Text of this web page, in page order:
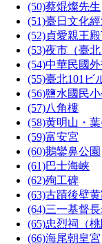
(50)蔡焜燦先生
(51)臺日文化
(52)貞愛親王
(53)夜市（臺北
(54)中華民國
(55)臺北101ビ
(56)鹽水國民
(57)八角樓
(58)黄明山・
(59)富安宮
(60)鵝鑾鼻公園
(61)巴士海峡
(62)殉工碑
(63)古蹟後壁黄
(64)三一基督
(65)忠烈祠（桃
(66)海尾朝皇宮